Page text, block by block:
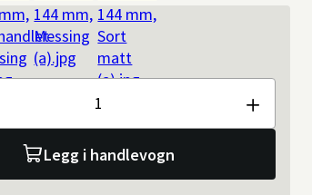
Legg i handlevogn